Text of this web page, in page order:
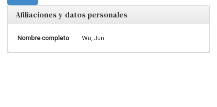
Afiliaciones y datos personales
Nombre completo Wu, Jun